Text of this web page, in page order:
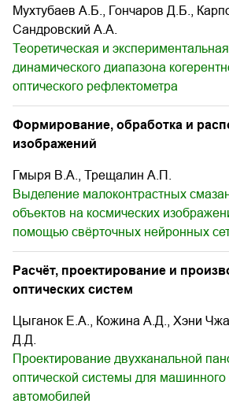
Мухтубаев А.Б., Гончаров Д.Б.,
Сандровский А.А.
Теоретическая и
динамического диапазона
оптического рефлектометра
Формирование, обработка и
изображений
Гмыря В.А., Трещалин А.П.
Выделение малоконтрастных
объектов на космических
помощью свёрточных нейронных
Расчёт, проектирование и
оптических систем
Цыганок Е.А., Кожина А.Д., Хэни
Д.Д.
Проектирование двухканальной
оптической системы для машинного
автомобилей